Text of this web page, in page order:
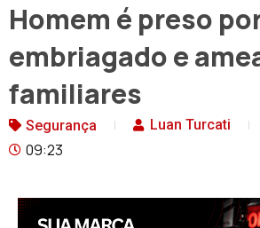
Homem é preso
embriagado e
familiares
Segurança Luan Turcati
09:23